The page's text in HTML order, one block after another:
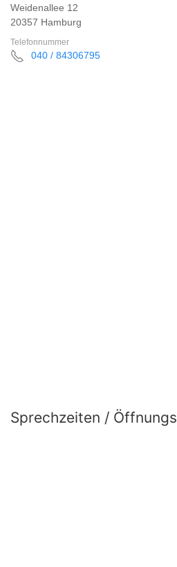
Weidenallee 12
20357 Hamburg
Telefonnummer
040 / 84306795
Sprechzeiten /